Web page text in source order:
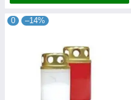
0 –14%